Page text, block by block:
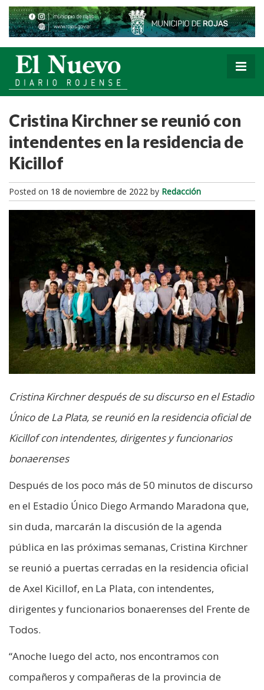
Cristina Kirchner se reunió con
intendentes en la residencia de
Kicillof
Posted on 18 de noviembre de 2022 by Redacción
Cristina Kirchner después de su discurso en el Estadio
Único de La Plata, se reunió en la residencia oficial de
Kicillof con intendentes, dirigentes y funcionarios
bonaerenses
Después de los poco más de 50 minutos de discurso
en el Estadio Único Diego Armando Maradona que,
sin duda, marcarán la discusión de la agenda
pública en las próximas semanas, Cristina Kirchner
se reunió a puertas cerradas en la residencia oficial
de Axel Kicillof, en La Plata, con intendentes,
dirigentes y funcionarios bonaerenses del Frente de
Todos.
“Anoche luego del acto, nos encontramos con
compañeros y compañeras de la provincia de